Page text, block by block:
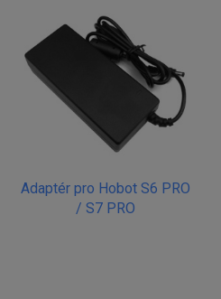
Adaptér pro Hobot S6 PRO
/ S7 PRO